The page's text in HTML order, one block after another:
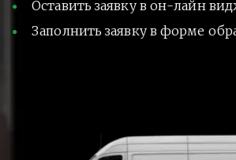
Оставить заявку в он-лайн
Заполнить заявку в форме